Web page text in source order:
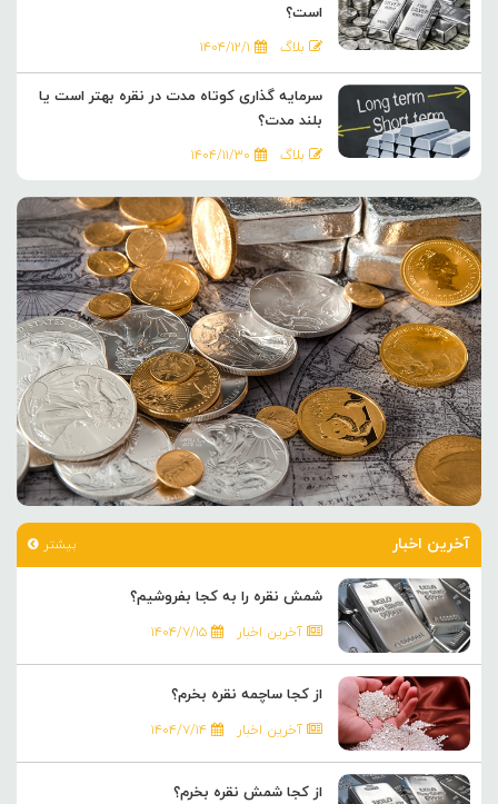
است؟
بلاگ ۱۴۰۴/۱۲/۱
سرمایه گذاری کوتاه مدت در نقره بهتر است یا
بلند مدت؟
بلاگ ۱۴۰۴/۱۱/۳۰
آخرین اخبار بیشتر
شمش نقره را به کجا بفروشیم؟
آخرین اخبار ۱۴۰۴/۷/۱۵
از کجا ساچمه نقره بخرم؟
آخرین اخبار ۱۴۰۴/۷/۱۴
از کجا شمش نقره بخرم؟